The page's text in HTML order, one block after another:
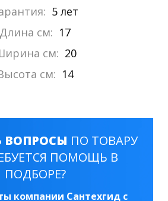
5 лет
Длина см: 17
см: 20
см: 14
ВОПРОСЫ ПО ТОВАРУ
ПОМОЩЬ В
ПОДБОРЕ?
компании Сантехгид с